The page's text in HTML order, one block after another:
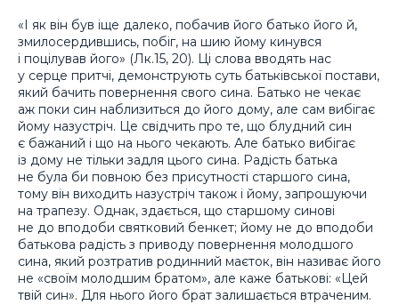
«І як він був іще далеко, побачив його батько його й,
змилосердившись, побіг, на шию йому кинувся
і поцілував його» (Лк.15, 20). Ці слова вводять нас
у серце притчі, демонструють суть батьківської постави,
який бачить повернення свого сина. Батько не чекає
аж поки син наблизиться до його дому, але сам вибігає
йому назустріч. Це свідчить про те, що блудний син
є бажаний і що на нього чекають. Але батько вибігає
із дому не тільки задля цього сина. Радість батька
не була би повною без присутності старшого сина,
тому він виходить назустріч також і йому, запрошуючи
на трапезу. Однак, здається, що старшому синові
не до вподоби святковий бенкет; йому не до вподоби
батькова радість з приводу повернення молодшого
сина, який розтратив родинний маєток, він називає його
не «своїм молодшим братом», але каже батькові: «Цей
твій син». Для нього його брат залишається втраченим.